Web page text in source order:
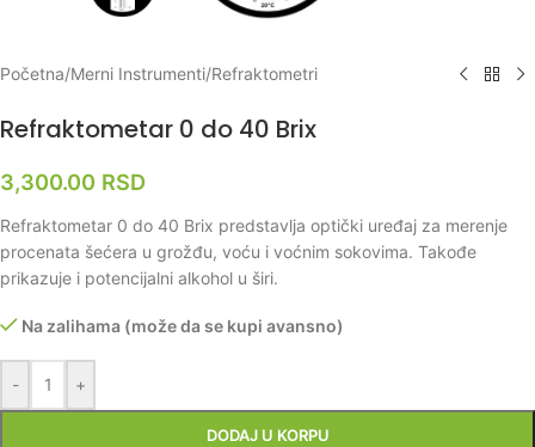
Početna/Merni Instrumenti/Refraktometri
Refraktometar 0 do 40 Brix
3,300.00 RSD
Refraktometar 0 do 40 Brix predstavlja optički uređaj za merenje
procenata šećera u grožđu, voću i voćnim sokovima. Takođe
prikazuje i potencijalni alkohol u širi.
Na zalihama (može da se kupi avansno)
- +
DODAJ U KORPU